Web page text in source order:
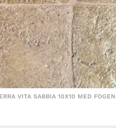
VITA SABBIA 10X10 MED